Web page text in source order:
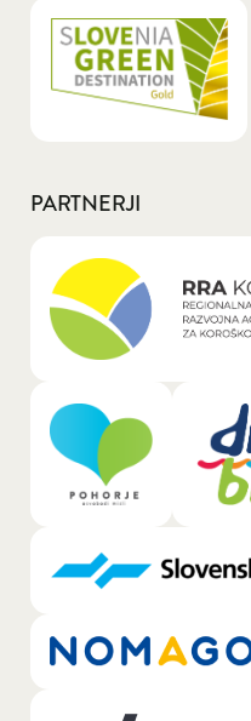
PARTNERJI